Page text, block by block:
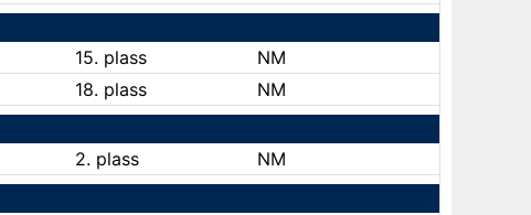
15. plass
NM
18. plass
NM
2. plass
NM